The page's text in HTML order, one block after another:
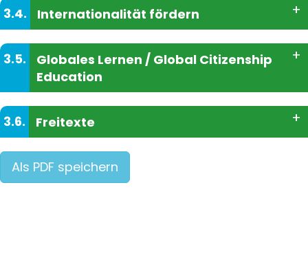
3.4. Internationalität fördern +
3.5.
Globales Lernen / Global Citizenship
Education
+
3.6. Freitexte +